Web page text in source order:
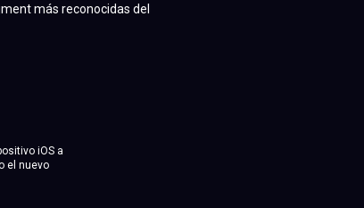
más reconocidas del
iOS a
el nuevo